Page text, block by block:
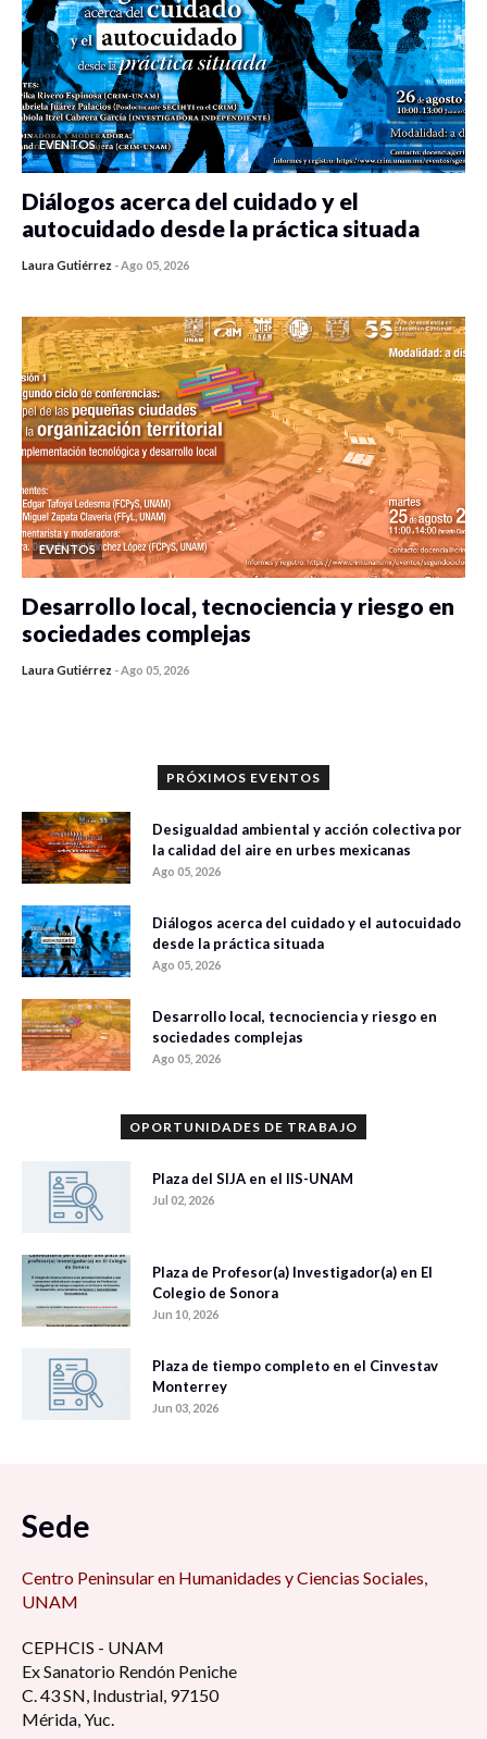
EVENTOS
Diálogos acerca del cuidado y el
autocuidado desde la práctica situada
Laura Gutiérrez - Ago 05, 2026
EVENTOS
Desarrollo local, tecnociencia y riesgo en
sociedades complejas
Laura Gutiérrez - Ago 05, 2026
PRÓXIMOS EVENTOS
Desigualdad ambiental y acción colectiva por
la calidad del aire en urbes mexicanas
Ago 05, 2026
Diálogos acerca del cuidado y el autocuidado
desde la práctica situada
Ago 05, 2026
Desarrollo local, tecnociencia y riesgo en
sociedades complejas
Ago 05, 2026
OPORTUNIDADES DE TRABAJO
Plaza del SIJA en el IIS-UNAM
Jul 02, 2026
Plaza de Profesor(a) Investigador(a) en El
Colegio de Sonora
Jun 10, 2026
Plaza de tiempo completo en el Cinvestav
Monterrey
Jun 03, 2026
Sede
Centro Peninsular en Humanidades y Ciencias Sociales,
UNAM
CEPHCIS - UNAM
Ex Sanatorio Rendón Peniche
C. 43 SN, Industrial, 97150
Mérida, Yuc.